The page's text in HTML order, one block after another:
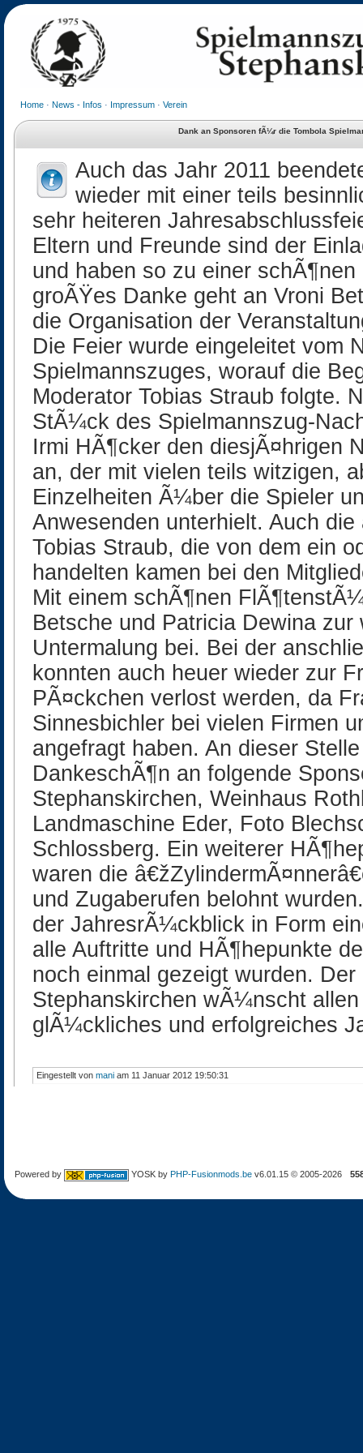
Home · News - Infos · Impressum · Verein
Dank an Sponsoren fÃ¼r die Tombola
Auch das Jahr 2011
wieder mit einer teils
sehr heiteren
Eltern und Freunde sind der
und haben so zu einer
groÃŸes Danke geht an Vroni
die Organisation der
Die Feier wurde eingeleitet vom
Spielmannszuges, worauf die
Moderator Tobias Straub folgte.
StÃ¼ck des Spielmannszug-
Irmi HÃ¶cker den diesjÃ¤hrigen
an, der mit vielen teils witzigen,
Einzelheiten Ã¼ber die Spieler
Anwesenden unterhielt. Auch
Tobias Straub, die von dem ein
handelten kamen bei den
Mit einem schÃ¶nen
Betsche und Patricia Dewina
Untermalung bei. Bei der
konnten auch heuer wieder zur
PÃ¤ckchen verlost werden, da
Sinnesbichler bei vielen Firmen
angefragt haben. An dieser
DankeschÃ¶n an folgende
Stephanskirchen, Weinhaus
Landmaschine Eder, Foto
Schlossberg. Ein weiterer
waren die
und Zugaberufen belohnt
der JahresrÃ¼ckblick in Form
alle Auftritte und HÃ¶hepunkte
noch einmal gezeigt wurden.
Stephanskirchen wÃ¼nscht
glÃ¼ckliches und erfolgreiches
Eingestellt von mani am 11 Januar 2012 19:50:31
Powered by YOSK by PHP-Fusionmods.be v6.01.15 © 2005-2026